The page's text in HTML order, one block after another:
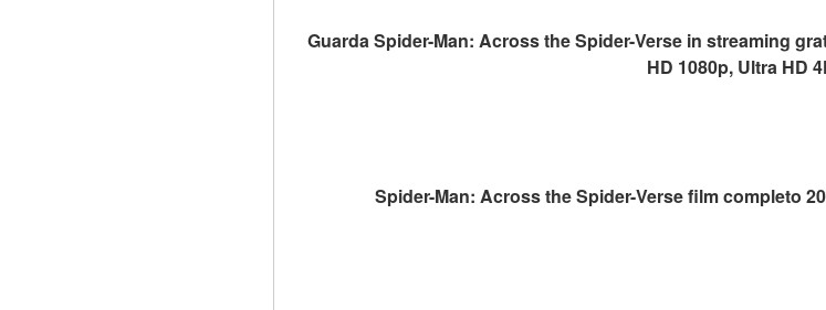
Guarda Spider-Man: Across the Spider-Verse in streaming
HD 1080p, Ultra HD
Spider-Man: Across the Spider-Verse film completo